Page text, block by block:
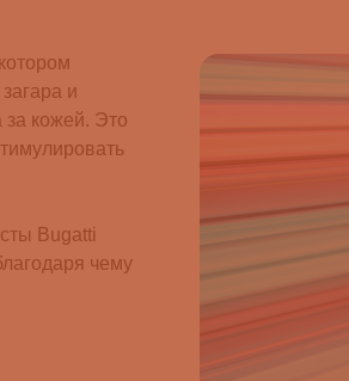
и
за кожей. Это
Bugatti
чему